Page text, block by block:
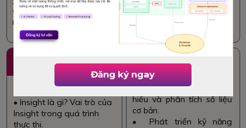
Understanding &
Insight
development
• Insight là gì? Vai trò của
Insight trong quá trình
thực thi.
• Cách dùng AI để
nghiên cứu thị trường .
Practice 1: Data-
driven Marketing
• Các phương pháp đọc,
hiểu và phân tích số liệu
cơ bản.
• Phát triển kỹ năng
4
Đăng ký ngay